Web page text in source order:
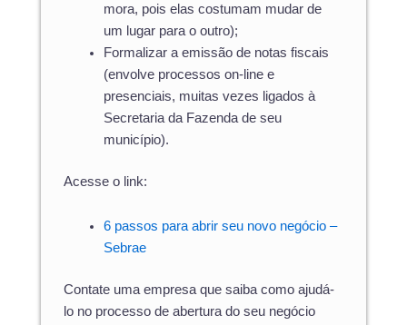
mora, pois elas costumam mudar de
um lugar para o outro);
Formalizar a emissão de notas fiscais
(envolve processos on-line e
presenciais, muitas vezes ligados à
Secretaria da Fazenda de seu
município).
Acesse o link:
6 passos para abrir seu novo negócio –
Sebrae
Contate uma empresa que saiba como ajudá-
lo no processo de abertura do seu negócio